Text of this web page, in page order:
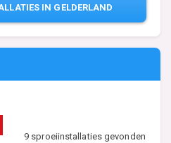
IN GELDERLAND
9 sproeiinstallaties gevonden